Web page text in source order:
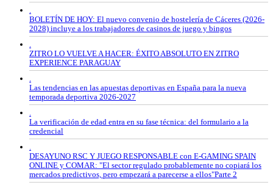
.
BOLETÍN DE HOY: El nuevo convenio de hostelería de Cáceres (2026-
2028) incluye a los trabajadores de casinos de juego y bingos
.
ZITRO LO VUELVE A HACER: ÉXITO ABSOLUTO EN ZITRO
EXPERIENCE PARAGUAY
.
Las tendencias en las apuestas deportivas en España para la nueva
temporada deportiva 2026-2027
.
La verificación de edad entra en su fase técnica: del formulario a la
credencial
.
DESAYUNO RSC Y JUEGO RESPONSABLE con E-GAMING SPAIN
ONLINE y COMAR: "El sector regulado probablemente no copiará los
mercados predictivos, pero empezará a parecerse a ellos"Parte 2